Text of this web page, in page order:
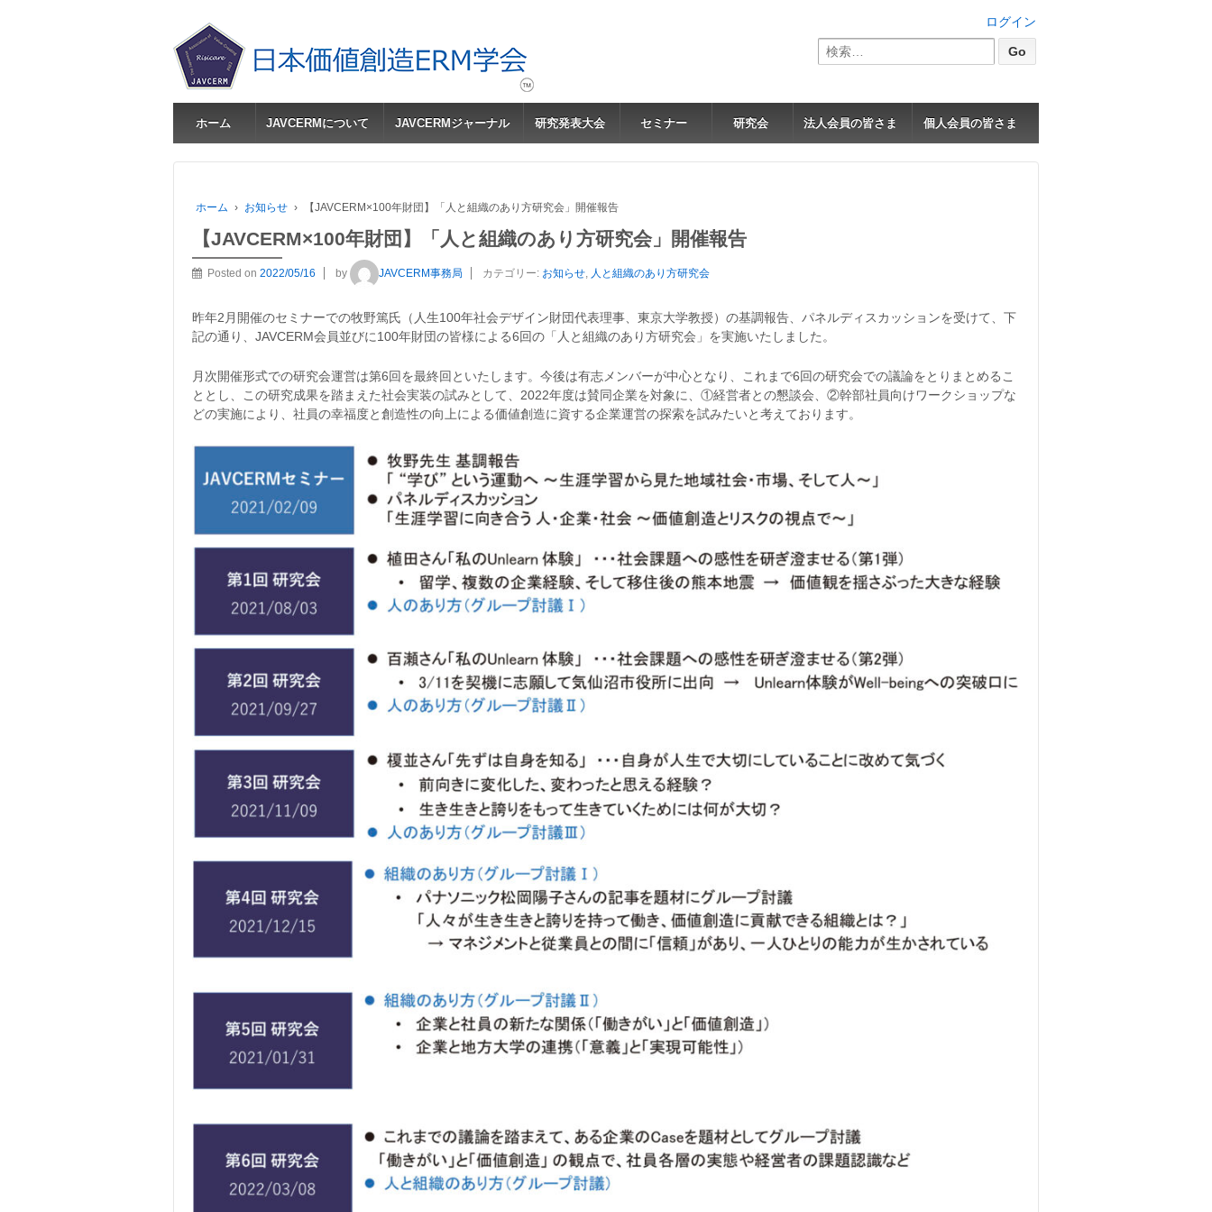
ログイン
検
索:
ホーム JAVCERMについて JAVCERMジャーナル 研究発表大会 セミナー 研究会 法人会員の皆さま 個人会員の皆さま
ホーム › お知らせ › 【JAVCERM×100年財団】「人と組織のあり方研究会」開催報告
【JAVCERM×100年財団】「人と組織のあり方研究会」開催報告
Posted on 2022/05/16 by JAVCERM事務局 カテゴリー: お知らせ, 人と組織のあり方研究会
昨年2月開催のセミナーでの牧野篤氏（人生100年社会デザイン財団代表理事、東京大学教授）の基調報告、パネルディスカッションを受けて、下
記の通り、JAVCERM会員並びに100年財団の皆様による6回の「人と組織のあり方研究会」を実施いたしました。
月次開催形式での研究会運営は第6回を最終回といたします。今後は有志メンバーが中心となり、これまで6回の研究会での議論をとりまとめるこ
ととし、この研究成果を踏まえた社会実装の試みとして、2022年度は賛同企業を対象に、①経営者との懇談会、②幹部社員向けワークショップな
どの実施により、社員の幸福度と創造性の向上による価値創造に資する企業運営の探索を試みたいと考えております。